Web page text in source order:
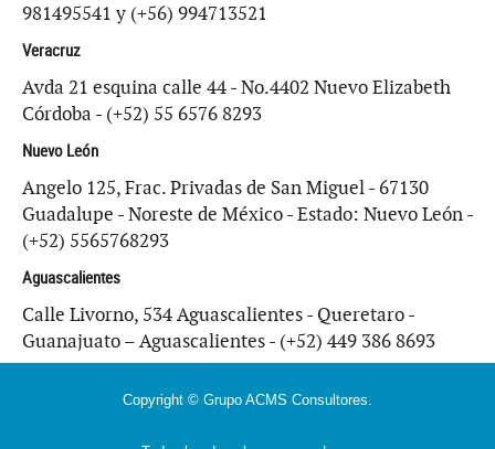
981495541 y (+56) 994713521
Veracruz
Avda 21 esquina calle 44 - No.4402 Nuevo Elizabeth
Córdoba - (+52) 55 6576 8293
Nuevo León
Angelo 125, Frac. Privadas de San Miguel - 67130
Guadalupe - Noreste de México - Estado: Nuevo León -
(+52) 5565768293
Aguascalientes
Calle Livorno, 534 Aguascalientes - Queretaro -
Guanajuato – Aguascalientes - (+52) 449 386 8693
Copyright © Grupo ACMS Consultores.